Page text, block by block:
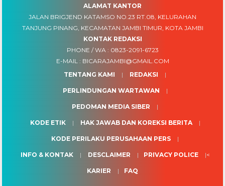
ALAMAT KANTOR
JALAN BRIGJEND KATAMSO NO.23 RT.08, KELURAHAN
TANJUNG PINANG, KECAMATAN JAMBI TIMUR, KOTA JAMBI
KONTAK REDAKSI
PHONE / WA : 0823-2091-6723
E-MAIL : BICARAJAMBI@GMAIL.COM
TENTANG KAMI
REDAKSI
PERLINDUNGAN WARTAWAN
PEDOMAN MEDIA SIBER
KODE ETIK HAK JAWAB DAN KOREKSI BERITA
KODE PERILAKU PERUSAHAAN PERS
INFO & KONTAK DESCLAIMER PRIVACY POLICE <
KARIER FAQ